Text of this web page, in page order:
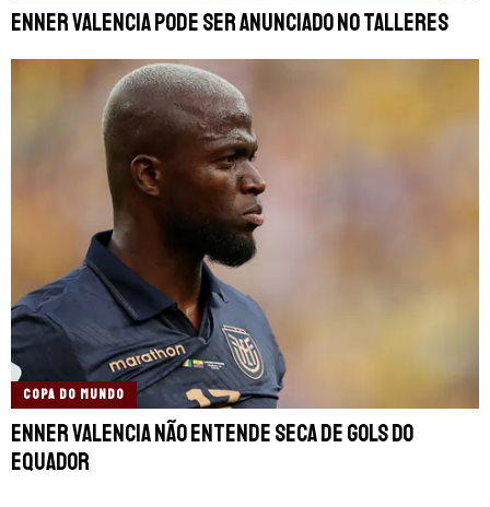
Enner Valencia pode ser anunciado no Talleres
COPA DO MUNDO
Enner Valencia não entende seca de gols do
Equador